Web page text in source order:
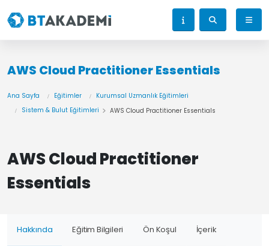
AWS Cloud Practitioner Essentials
Ana Sayfa Eğitimler
Kurumsal Uzmanlık Eğitimleri
Sistem & Bulut Eğitimleri
AWS Cloud Practitioner Essentials
AWS Cloud Practitioner
Essentials
Hakkında Eğitim Bilgileri Ön Koşul İçerik